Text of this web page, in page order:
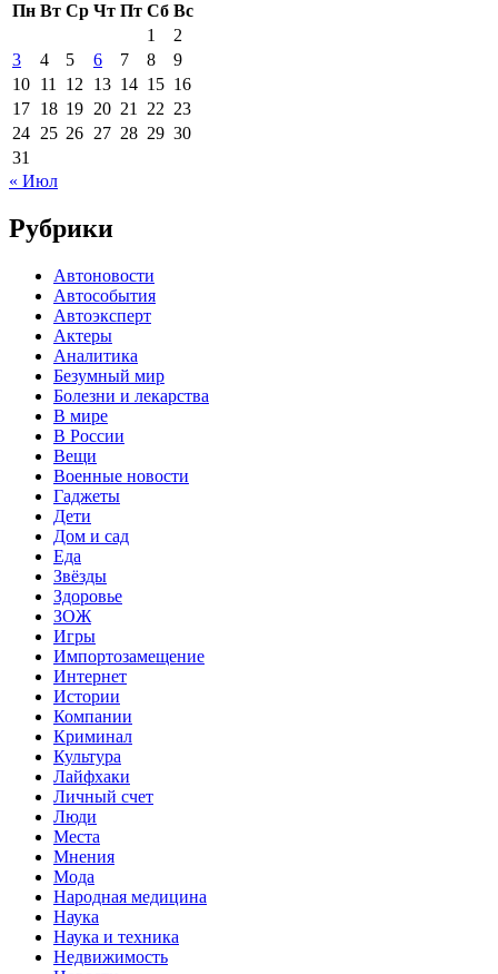
Пн Вт Ср Чт Пт Сб Вс
1
2
3
4 5 6 7 8
9
10 11 12 13 14 15 16
17 18 19 20 21 22 23
24 25 26 27 28 29 30
31
« Июл
Рубрики
Автоновости
Автособытия
Автоэксперт
Актеры
Аналитика
Безумный мир
Болезни и лекарства
В мире
В России
Вещи
Военные новости
Гаджеты
Дети
Дом и сад
Еда
Звёзды
Здоровье
ЗОЖ
Игры
Импортозамещение
Интернет
Истории
Компании
Криминал
Культура
Лайфхаки
Личный счет
Люди
Места
Мнения
Мода
Народная медицина
Наука
Наука и техника
Недвижимость